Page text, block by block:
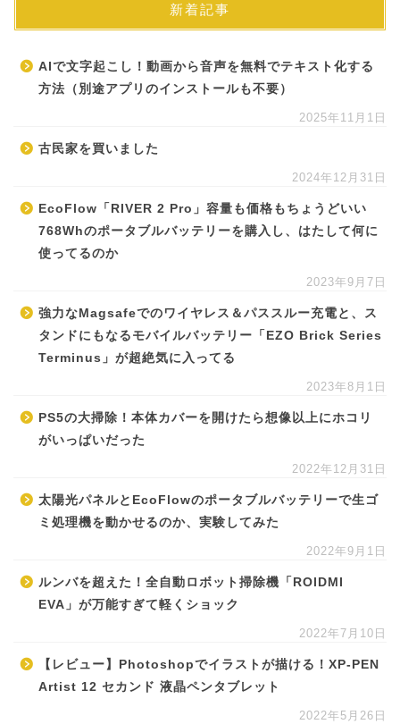
新着記事
AIで文字起こし！動画から音声を無料でテキスト化する
方法（別途アプリのインストールも不要）
2025年11月1日
古民家を買いました
2024年12月31日
EcoFlow「RIVER 2 Pro」容量も価格もちょうどいい
768Whのポータブルバッテリーを購入し、はたして何に
使ってるのか
2023年9月7日
強力なMagsafeでのワイヤレス＆パススルー充電と、ス
タンドにもなるモバイルバッテリー「EZO Brick Series
Terminus」が超絶気に入ってる
2023年8月1日
PS5の大掃除！本体カバーを開けたら想像以上にホコリ
がいっぱいだった
2022年12月31日
太陽光パネルとEcoFlowのポータブルバッテリーで生ゴ
ミ処理機を動かせるのか、実験してみた
2022年9月1日
ルンバを超えた！全自動ロボット掃除機「ROIDMI
EVA」が万能すぎて軽くショック
2022年7月10日
【レビュー】Photoshopでイラストが描ける！XP-PEN
Artist 12 セカンド 液晶ペンタブレット
2022年5月26日